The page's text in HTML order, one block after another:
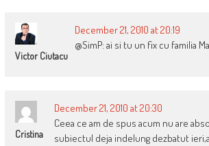
Victor Ciutacu
December 21, 2010 at 20:19
@SimP: ai si tu un fix cu familia
Cristina
December 21, 2010 at 20:30
Ceea ce am de spus acum nu are
subiectul deja indelung dezbatut